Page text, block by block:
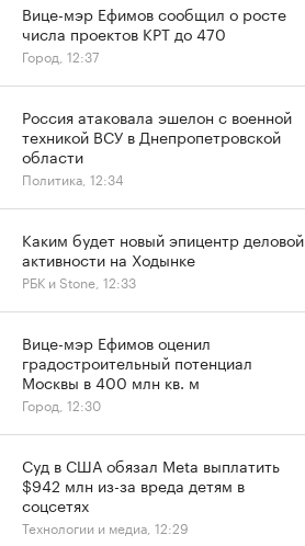
Вице-мэр Ефимов сообщил о росте
числа проектов КРТ до 470
Город, 12:37
Россия атаковала эшелон с военной
техникой ВСУ в Днепропетровской
области
Политика, 12:34
Каким будет новый эпицентр деловой
активности на Ходынке
РБК и Stone, 12:33
Вице-мэр Ефимов оценил
градостроительный потенциал
Москвы в 400 млн кв. м
Город, 12:30
Суд в США обязал Meta выплатить
$942 млн из-за вреда детям в
соцсетях
Технологии и медиа, 12:29